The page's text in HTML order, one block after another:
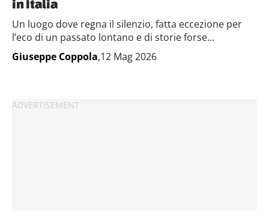
in Italia
Un luogo dove regna il silenzio, fatta eccezione per
l’eco di un passato lontano e di storie forse...
Giuseppe Coppola,12 Mag 2026